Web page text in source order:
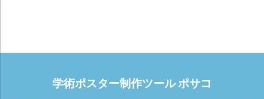
学術ポスター制作ツール ポサコ